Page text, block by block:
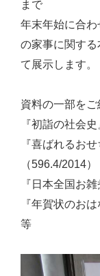
まで
年末年始に合
の家事に関す
て展示します。
資料の一部をご
『初詣の社会
『喜ばれるお
（596.4/2014）
『日本全国お
『年賀状
等